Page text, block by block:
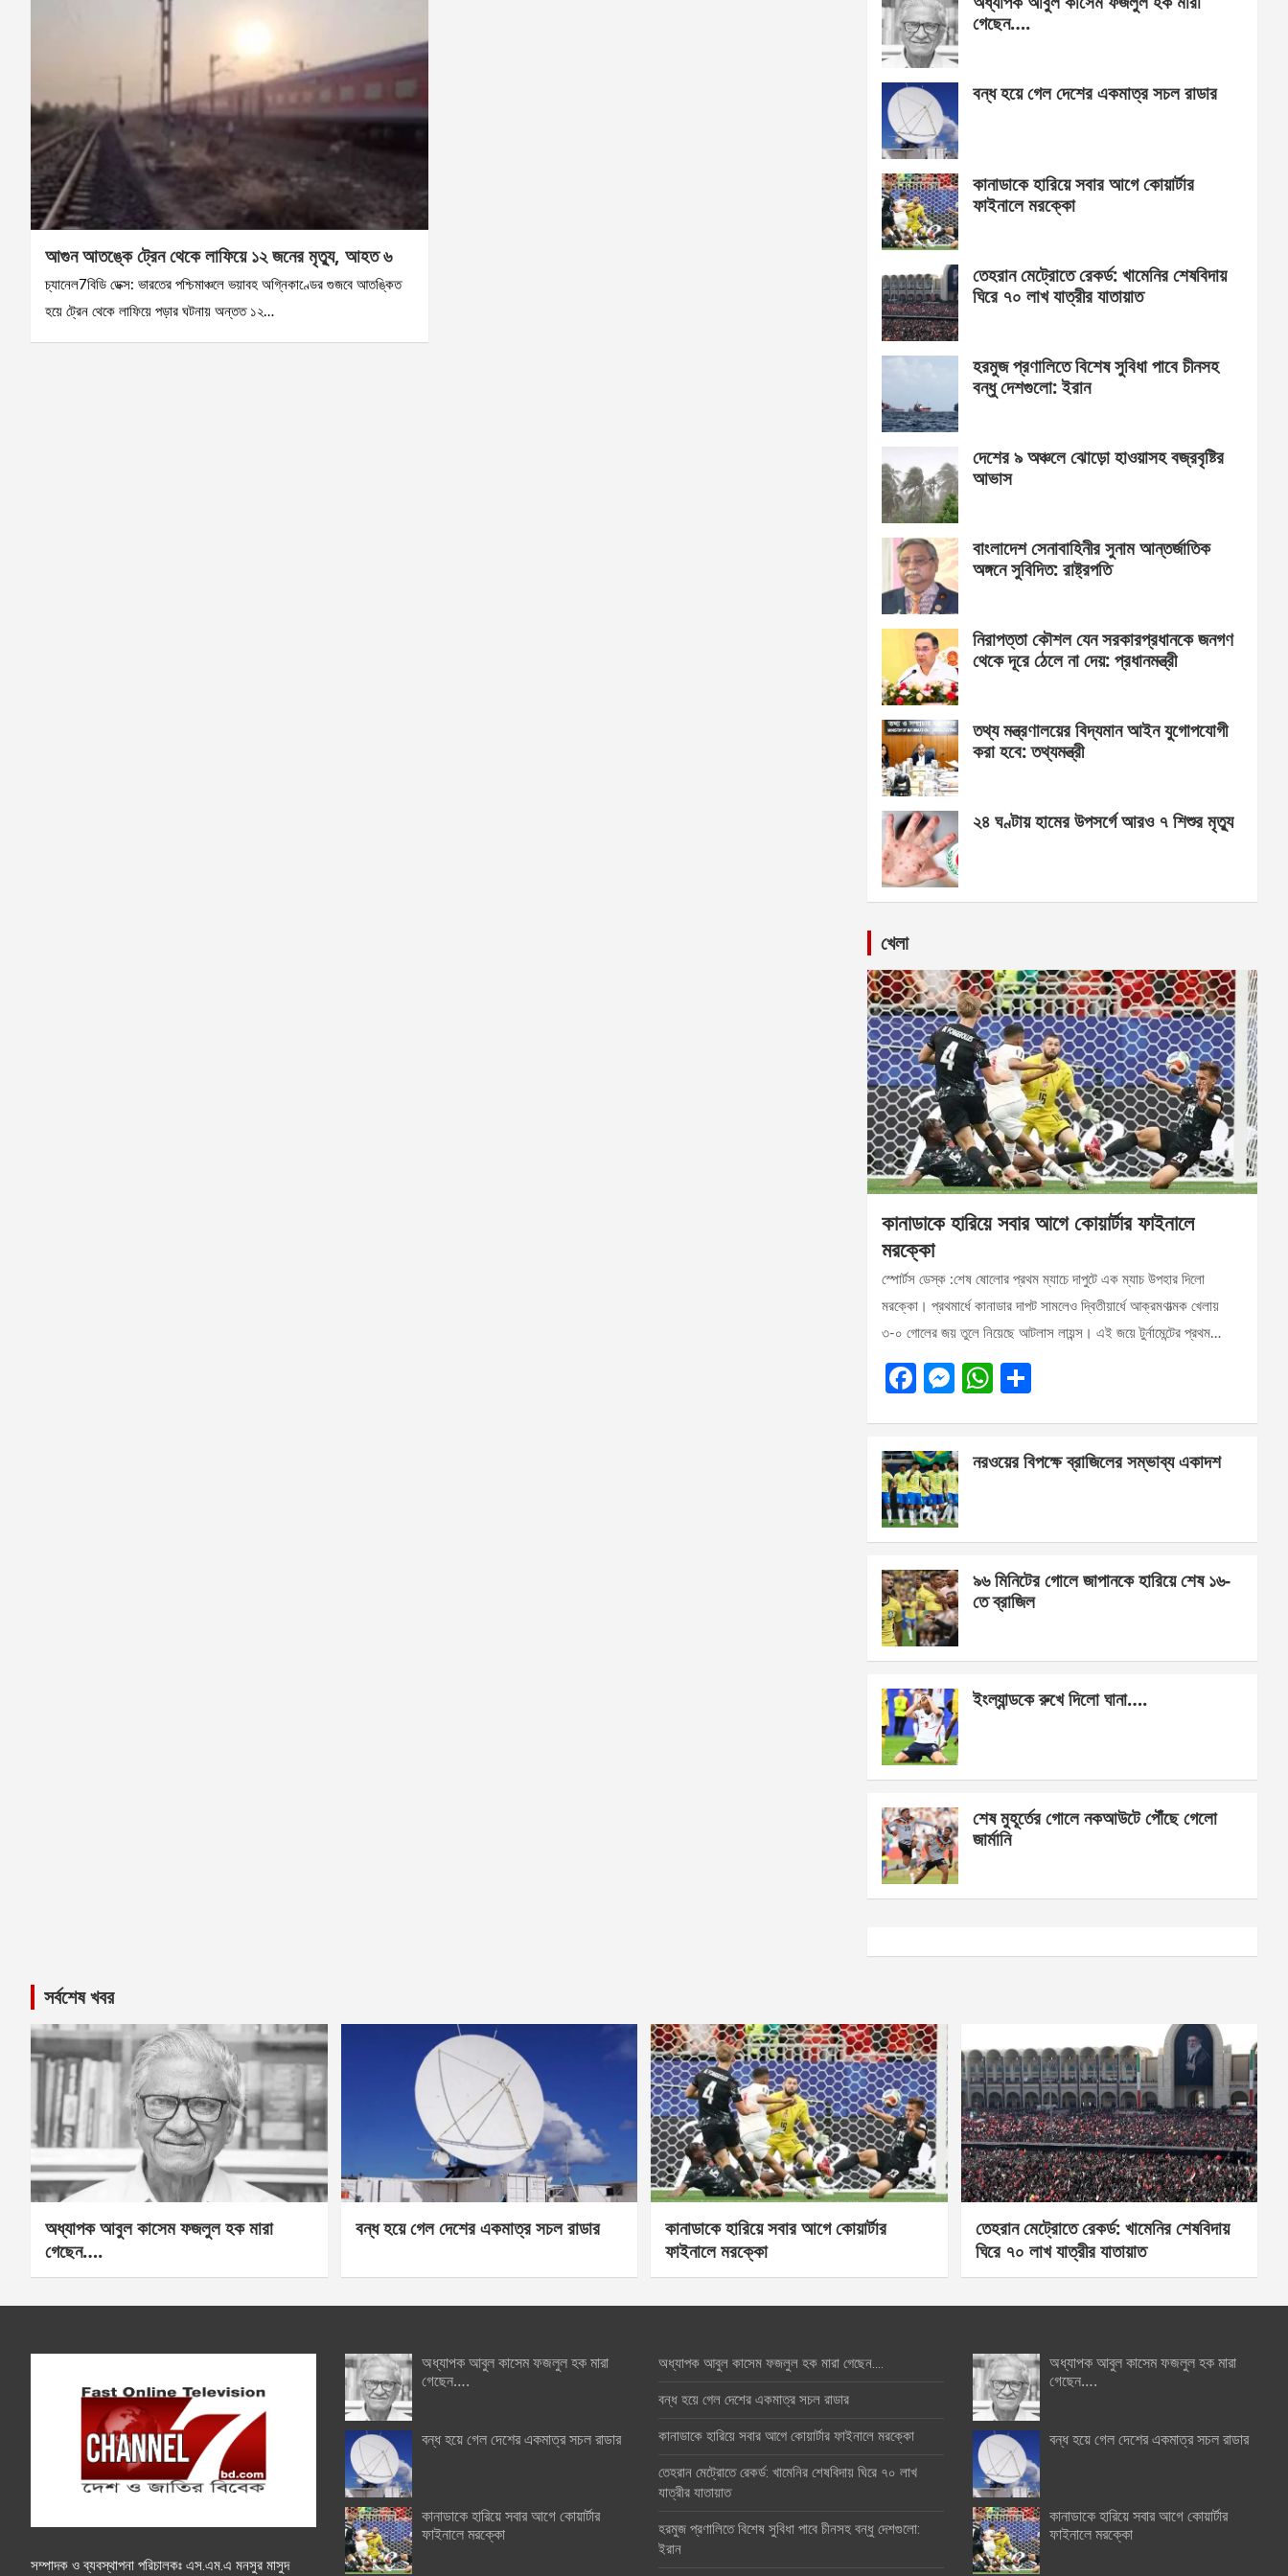
আগুন আতঙ্কে ট্রেন থেকে লাফিয়ে ১২ জনের মৃত্যু, আহত ৬
চ্যানেল7বিডি ডেক্স: ভারতের পশ্চিমাঞ্চলে ভয়াবহ অগ্নিকাণ্ডের গুজবে আতঙ্কিত
হয়ে ট্রেন থেকে লাফিয়ে পড়ার ঘটনায় অন্তত ১২…
গেছেন….
বন্ধ হয়ে গেল দেশের একমাত্র সচল রাডার
কানাডাকে হারিয়ে সবার আগে কোয়ার্টার
ফাইনালে মরক্কো
তেহরান মেট্রোতে রেকর্ড: খামেনির শেষবিদায়
ঘিরে ৭০ লাখ যাত্রীর যাতায়াত
হরমুজ প্রণালিতে বিশেষ সুবিধা পাবে চীনসহ
বন্ধু দেশগুলো: ইরান
দেশের ৯ অঞ্চলে ঝোড়ো হাওয়াসহ বজ্রবৃষ্টির
আভাস
বাংলাদেশ সেনাবাহিনীর সুনাম আন্তর্জাতিক
অঙ্গনে সুবিদিত: রাষ্ট্রপতি
নিরাপত্তা কৌশল যেন সরকারপ্রধানকে জনগণ
থেকে দূরে ঠেলে না দেয়: প্রধানমন্ত্রী
তথ্য মন্ত্রণালয়ের বিদ্যমান আইন যুগোপযোগী
করা হবে: তথ্যমন্ত্রী
২৪ ঘণ্টায় হামের উপসর্গে আরও ৭ শিশুর মৃত্যু
খেলা
কানাডাকে হারিয়ে সবার আগে কোয়ার্টার ফাইনালে
মরক্কো
স্পোর্টস ডেস্ক :শেষ ষোলোর প্রথম ম্যাচে দাপুটে এক ম্যাচ উপহার দিলো
মরক্কো। প্রথমার্ধে কানাডার দাপট সামলেও দ্বিতীয়ার্ধে আক্রমণাত্মক খেলায়
৩-০ গোলের জয় তুলে নিয়েছে আটলাস লায়ন্স। এই জয়ে টুর্নামেন্টের প্রথম…
F
b
o
o
k
M
n
g
er
W
s
p
e
নরওয়ের বিপক্ষে ব্রাজিলের সম্ভাব্য একাদশ
৯৬ মিনিটের গোলে জাপানকে হারিয়ে শেষ ১৬-
তে ব্রাজিল
ইংল্যান্ডকে রুখে দিলো ঘানা….
শেষ মুহূর্তের গোলে নকআউটে পৌঁছে গেলো
জার্মানি
সর্বশেষ খবর
অধ্যাপক আবুল কাসেম ফজলুল হক মারা
গেছেন….
বন্ধ হয়ে গেল দেশের একমাত্র সচল রাডার
কানাডাকে হারিয়ে সবার আগে কোয়ার্টার
ফাইনালে মরক্কো
তেহরান মেট্রোতে রেকর্ড: খামেনির শেষবিদায়
ঘিরে ৭০ লাখ যাত্রীর যাতায়াত
সম্পাদক ও ব্যবস্থাপনা পরিচালকঃ এস.এম.এ মনসুর মাসুদ
অধ্যাপক আবুল কাসেম ফজলুল হক মারা
গেছেন….
বন্ধ হয়ে গেল দেশের একমাত্র সচল রাডার
কানাডাকে হারিয়ে সবার আগে কোয়ার্টার
ফাইনালে মরক্কো
অধ্যাপক আবুল কাসেম ফজলুল হক মারা গেছেন….
বন্ধ হয়ে গেল দেশের একমাত্র সচল রাডার
কানাডাকে হারিয়ে সবার আগে কোয়ার্টার ফাইনালে মরক্কো
তেহরান মেট্রোতে রেকর্ড: খামেনির শেষবিদায় ঘিরে ৭০ লাখ
যাত্রীর যাতায়াত
হরমুজ প্রণালিতে বিশেষ সুবিধা পাবে চীনসহ বন্ধু দেশগুলো:
ইরান
অধ্যাপক আবুল কাসেম ফজলুল হক মারা
গেছেন….
বন্ধ হয়ে গেল দেশের একমাত্র সচল রাডার
কানাডাকে হারিয়ে সবার আগে কোয়ার্টার
ফাইনালে মরক্কো